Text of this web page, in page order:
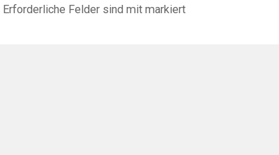
Erforderliche Felder sind mitmarkiert